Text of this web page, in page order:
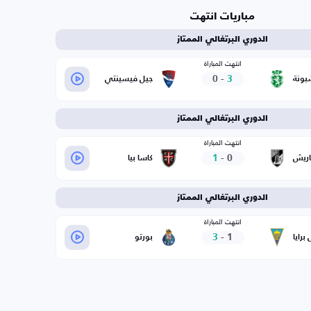
مباريات انتهت
الدوري البرتغالي الممتاز
انتهت المباراة
3
-
0 جيل فيسينتي
الدوري البرتغالي الممتاز
انتهت المباراة
0
-
1 كاسا بيا
الدوري البرتغالي الممتاز
انتهت المباراة
1
-
3 بورتو